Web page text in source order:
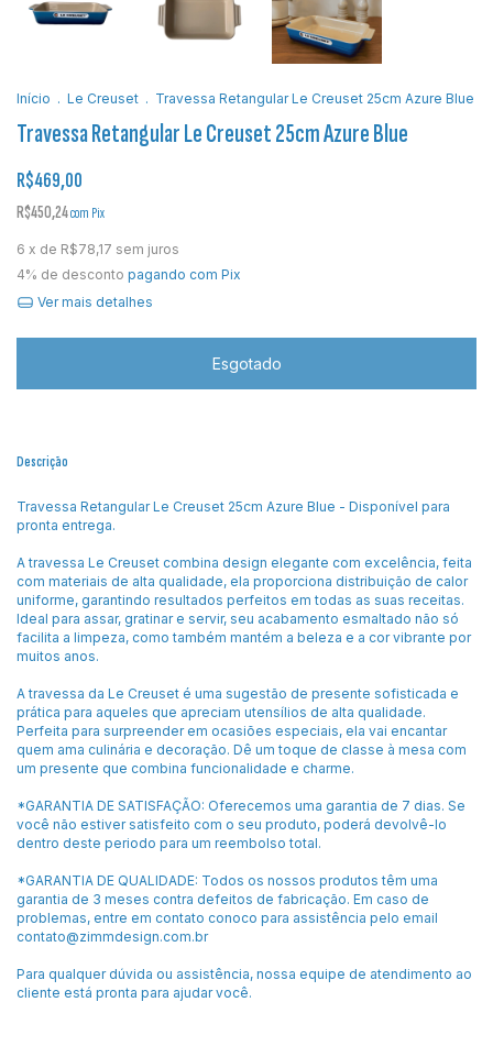
Início . Le Creuset . Travessa Retangular Le Creuset 25cm Azure Blue
Travessa Retangular Le Creuset 25cm Azure Blue
R$469,00
R$450,24com Pix
6 x de R$78,17 sem juros
4% de desconto pagando com Pix
Ver mais detalhes
Descrição
Travessa Retangular Le Creuset 25cm Azure Blue - Disponível para
pronta entrega.
A travessa Le Creuset combina design elegante com excelência, feita
com materiais de alta qualidade, ela proporciona distribuição de calor
uniforme, garantindo resultados perfeitos em todas as suas receitas.
Ideal para assar, gratinar e servir, seu acabamento esmaltado não só
facilita a limpeza, como também mantém a beleza e a cor vibrante por
muitos anos.
A travessa da Le Creuset é uma sugestão de presente sofisticada e
prática para aqueles que apreciam utensílios de alta qualidade.
Perfeita para surpreender em ocasiões especiais, ela vai encantar
quem ama culinária e decoração. Dê um toque de classe à mesa com
um presente que combina funcionalidade e charme.
*GARANTIA DE SATISFAÇÃO: Oferecemos uma garantia de 7 dias. Se
você não estiver satisfeito com o seu produto, poderá devolvê-lo
dentro deste periodo para um reembolso total.
*GARANTIA DE QUALIDADE: Todos os nossos produtos têm uma
garantia de 3 meses contra defeitos de fabricação. Em caso de
problemas, entre em contato conoco para assistência pelo email
contato@zimmdesign.com.br
Para qualquer dúvida ou assistência, nossa equipe de atendimento ao
cliente está pronta para ajudar você.